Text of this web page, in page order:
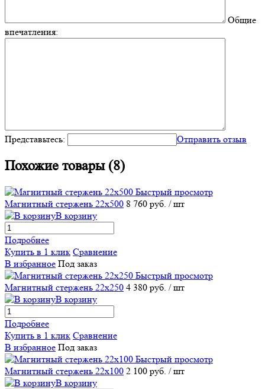
Общие
впечатления:
Представьтесь: Отправить отзыв
Похожие товары (8)
Быстрый просмотр
Магнитный стержень 22х500 8 760 руб. / шт
В корзину
Подробнее
Купить в 1 клик Сравнение
В избранное Под заказ
Быстрый просмотр
Магнитный стержень 22х250 4 380 руб. / шт
В корзину
Подробнее
Купить в 1 клик Сравнение
В избранное Под заказ
Быстрый просмотр
Магнитный стержень 22х100 2 100 руб. / шт
В корзину